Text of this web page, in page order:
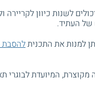
לשנות כיוון לקריירה
העתיד.
למנות את התכניתלהסבת
המיועדת לבוגרי